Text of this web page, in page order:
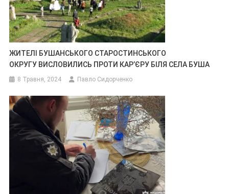
ЖИТЕЛІ БУШАНСЬКОГО СТАРОСТИНСЬКОГО
ОКРУГУ ВИСЛОВИЛИСЬ ПРОТИ КАР’ЄРУ БІЛЯ СЕЛА БУША
8 Травня, 2024 Павло Сидорченко